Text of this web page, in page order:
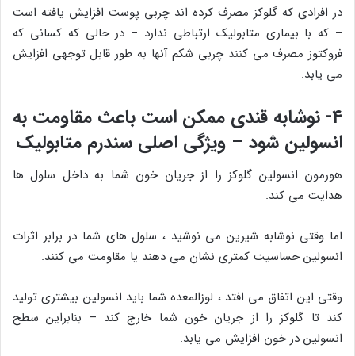
در افرادی که گلوکز مصرف کرده اند چربی پوست افزایش یافته است
– که با بیماری متابولیک ارتباطی ندارد – در حالی که کسانی که
فروکتوز مصرف می کنند چربی شکم آنها به طور قابل توجهی افزایش
می یابد.
۴- نوشابه قندی ممکن است باعث مقاومت به
انسولین شود – ویژگی اصلی سندرم متابولیک
هورمون انسولین گلوکز را از جریان خون شما به داخل سلول ها
هدایت می کند.
اما وقتی نوشابه شیرین می نوشید ، سلول های شما در برابر اثرات
انسولین حساسیت کمتری نشان می دهند یا مقاومت می کنند.
وقتی این اتفاق می افتد ، لوزالمعده شما باید انسولین بیشتری تولید
کند تا گلوکز را از جریان خون شما خارج کند – بنابراین سطح
انسولین در خون افزایش می یابد.